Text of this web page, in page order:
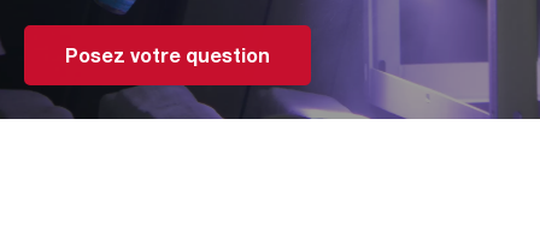
Posez votre question